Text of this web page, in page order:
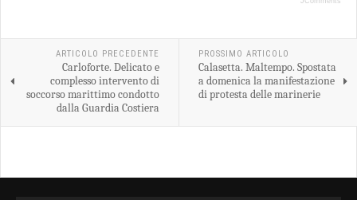
ARTICOLO PRECEDENTE
Carloforte. Delicato e
complesso intervento di
soccorso marittimo condotto
dalla Guardia Costiera
PROSSIMO ARTICOLO
Calasetta. Maltempo. Spostata
a domenica la manifestazione
di protesta delle marinerie